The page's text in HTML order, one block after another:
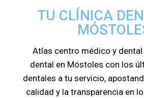
TU CLÍNICA
Atlas centro médico y dental
dental en Móstoles con los
dentales a tu servicio,
calidad y la transparencia en